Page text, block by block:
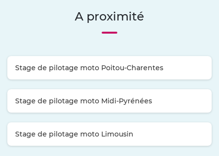
A proximité
Stage de pilotage moto Poitou-Charentes
Stage de pilotage moto Midi-Pyrénées
Stage de pilotage moto Limousin